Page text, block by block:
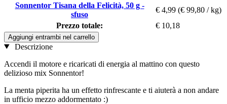
Sonnentor Tisana della Felicità, 50 g -
sfuso
€ 4,99 (€ 99,80 / kg)
Prezzo totale:
€ 10,18
Aggiungi entrambi nel carrello
Descrizione
Accendi il motore e ricaricati di energia al mattino con questo
delizioso mix Sonnentor!
La menta piperita ha un effetto rinfrescante e ti aiuterà a non andare
in ufficio mezzo addormentato :)